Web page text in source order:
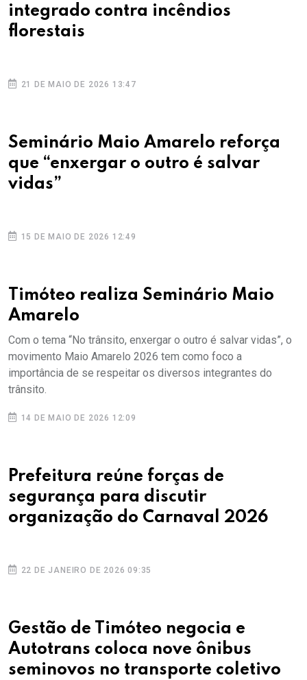
integrado contra incêndios
florestais
21 DE MAIO DE 2026 13:47
Seminário Maio Amarelo reforça
que “enxergar o outro é salvar
vidas”
15 DE MAIO DE 2026 12:49
Timóteo realiza Seminário Maio
Amarelo
Com o tema “No trânsito, enxergar o outro é salvar vidas”, o
movimento Maio Amarelo 2026 tem como foco a
importância de se respeitar os diversos integrantes do
trânsito.
14 DE MAIO DE 2026 12:09
Prefeitura reúne forças de
segurança para discutir
organização do Carnaval 2026
22 DE JANEIRO DE 2026 09:35
Gestão de Timóteo negocia e
Autotrans coloca nove ônibus
seminovos no transporte coletivo